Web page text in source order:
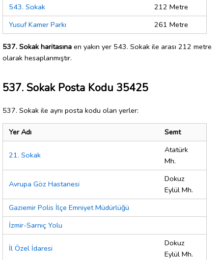
543. Sokak
212 Metre
Yusuf Kamer Parkı
261 Metre
537. Sokak haritasına en yakın yer 543. Sokak ile arası 212 metre
olarak hesaplanmıştır.
537. Sokak Posta Kodu 35425
537. Sokak ile aynı posta kodu olan yerler:
Yer Adı Semt
21. Sokak
Atatürk
Mh.
Avrupa Göz Hastanesi
Dokuz
Eylül Mh.
Gaziemir Polis İlçe Emniyet Müdürlüğü
İzmir-Sarnıç Yolu
İl Özel İdaresi
Dokuz
Eylül Mh.